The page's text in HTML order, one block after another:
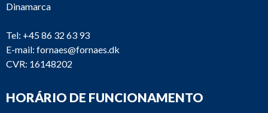
Dinamarca
Tel: +45 86 32 63 93
E-mail: fornaes@fornaes.dk
CVR: 16148202
HORÁRIO DE FUNCIONAMENTO